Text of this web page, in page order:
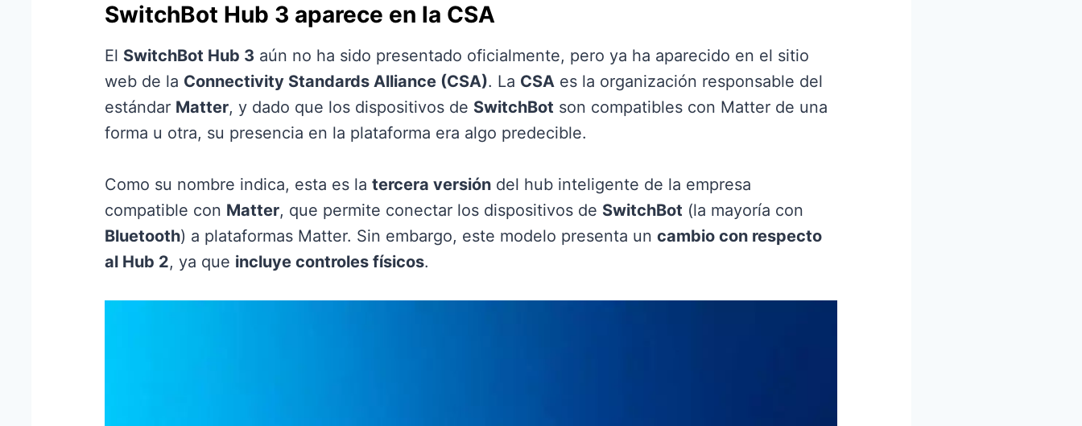
SwitchBot Hub 3 aparece en la CSA
El SwitchBot Hub 3 aún no ha sido presentado oficialmente, pero ya ha aparecido en el sitio
web de la Connectivity Standards Alliance (CSA). La CSA es la organización responsable del
estándar Matter, y dado que los dispositivos de SwitchBot son compatibles con Matter de una
forma u otra, su presencia en la plataforma era algo predecible.
Como su nombre indica, esta es latercera versión del hub inteligente de la empresa
compatible con Matter, que permite conectar los dispositivos de SwitchBot (la mayoría con
Bluetooth) a plataformas Matter. Sin embargo, este modelo presenta uncambio con respecto
al Hub 2, ya que incluye controles físicos.